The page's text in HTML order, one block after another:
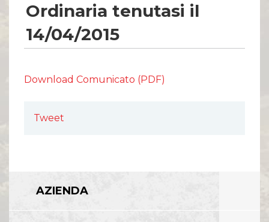
Ordinaria tenutasi il
14/04/2015
Download Comunicato (PDF)
Tweet
AZIENDA